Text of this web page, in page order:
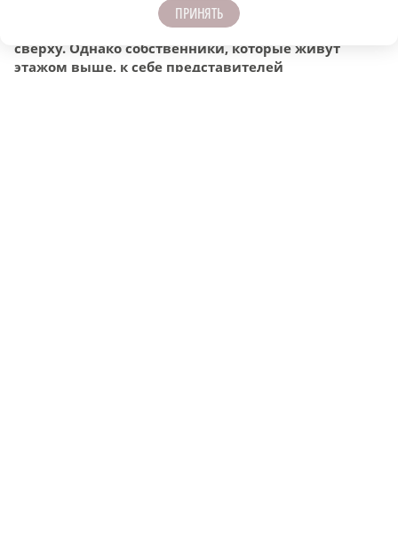
Вопрос от нашего читателя: в течение
нескольких лет его квартиру заливают соседи
сверху. Однако собственники, которые живут
этажом выше, к себе представителей
ПРИНЯТЬ